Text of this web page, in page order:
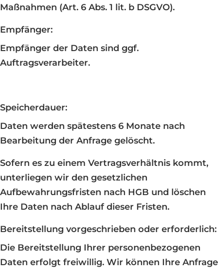
Maßnahmen (Art. 6 Abs. 1 lit. b DSGVO).
Empfänger:
Empfänger der Daten sind ggf.
Auftragsverarbeiter.
Speicherdauer:
Daten werden spätestens 6 Monate nach
Bearbeitung der Anfrage gelöscht.
Sofern es zu einem Vertragsverhältnis kommt,
unterliegen wir den gesetzlichen
Aufbewahrungsfristen nach HGB und löschen
Ihre Daten nach Ablauf dieser Fristen.
Bereitstellung vorgeschrieben oder erforderlich:
Die Bereitstellung Ihrer personenbezogenen
Daten erfolgt freiwillig. Wir können Ihre Anfrage